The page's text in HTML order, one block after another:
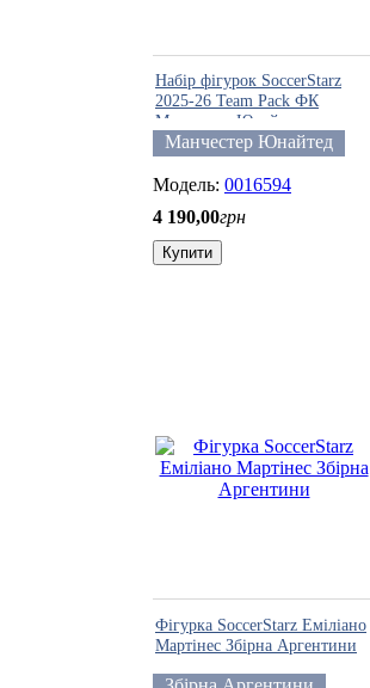
Набір фігурок SoccerStarz
2025-26 Team Pack ФК
Манчестер Юнайтед
Манчестер Юнайтед
0016594
4 190,00грн
Купити
Фігурка SoccerStarz Еміліано
Мартінес Збірна Аргентини